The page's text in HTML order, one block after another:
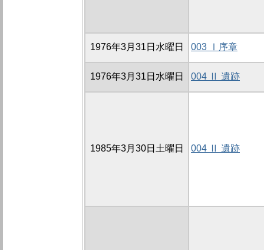
1976年3月31日水曜日 003 Ⅰ序章
1976年3月31日水曜日 004 Ⅱ 遺跡
1985年3月30日土曜日 004 Ⅱ 遺跡